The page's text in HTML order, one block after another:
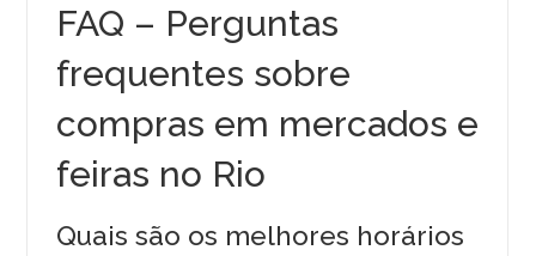
FAQ – Perguntas
frequentes sobre
compras em mercados e
feiras no Rio
Quais são os melhores horários